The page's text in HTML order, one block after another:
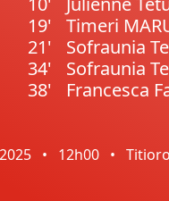
19'
Timeri
21'
Sofraunia
34'
Sofraunia
38'
Francesca
• 12h00 • Titioro